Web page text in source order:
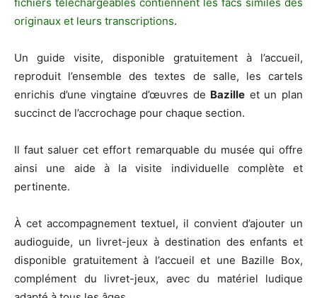
originaux et leurs transcriptions.
Un guide visite, disponible gratuitement à l’accueil,
reproduit l’ensemble des textes de salle, les cartels
enrichis d’une vingtaine d’œuvres de Bazille et un plan
succinct de l’accrochage pour chaque section.
Il faut saluer cet effort remarquable du musée qui offre
ainsi une aide à la visite individuelle complète et
pertinente.
À cet accompagnement textuel, il convient d’ajouter un
audioguide, un livret-jeux à destination des enfants et
disponible gratuitement à l’accueil et une Bazille Box,
complément du livret-jeux, avec du matériel ludique